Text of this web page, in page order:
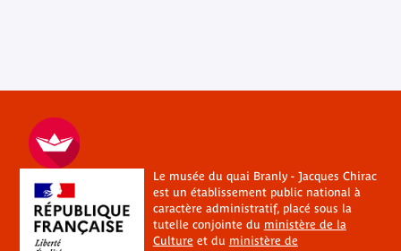
Le musée du quai Branly - Jacques Chirac
est un établissement public national à
caractère administratif, placé sous la
tutelle conjointe du ministère de la
Cultureet du ministère de